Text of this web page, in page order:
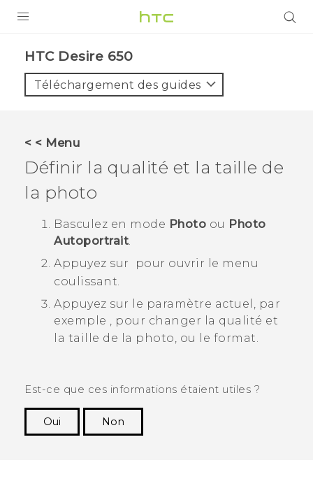
VIVE
VIVERSE
ASSISTANCE
Appareils HTC & Accessoires
HTC Desire 650‎
Téléchargement des guides
< < Menu
Définir la qualité et la taille de
la photo
Basculez en mode Photo ou Photo
Autoportrait.
Appuyez sur
pour ouvrir le menu
coulissant.
Appuyez sur le paramètre actuel, par
exemple
, pour changer la qualité et
la taille de la photo, ou le format.
Est-ce que ces informations étaient utiles ?
Oui
Non